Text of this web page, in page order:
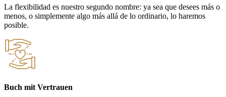
La flexibilidad es nuestro segundo nombre: ya sea que desees más o
menos, o simplemente algo más allá de lo ordinario, lo haremos
posible.
Buch mit Vertrauen